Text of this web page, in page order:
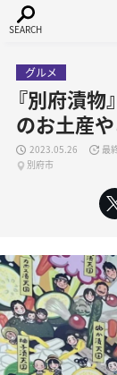
グルメ
『別府漬
のお土産や
2023.05.26
別府市